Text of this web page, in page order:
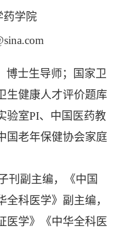
药学院
博士生导师；国家卫
生健康人才评价题库
验室PI、中国医药教
国老年保健协会家庭
刊副主编，《中国
科医学》副主编，
医学》《中华全科医